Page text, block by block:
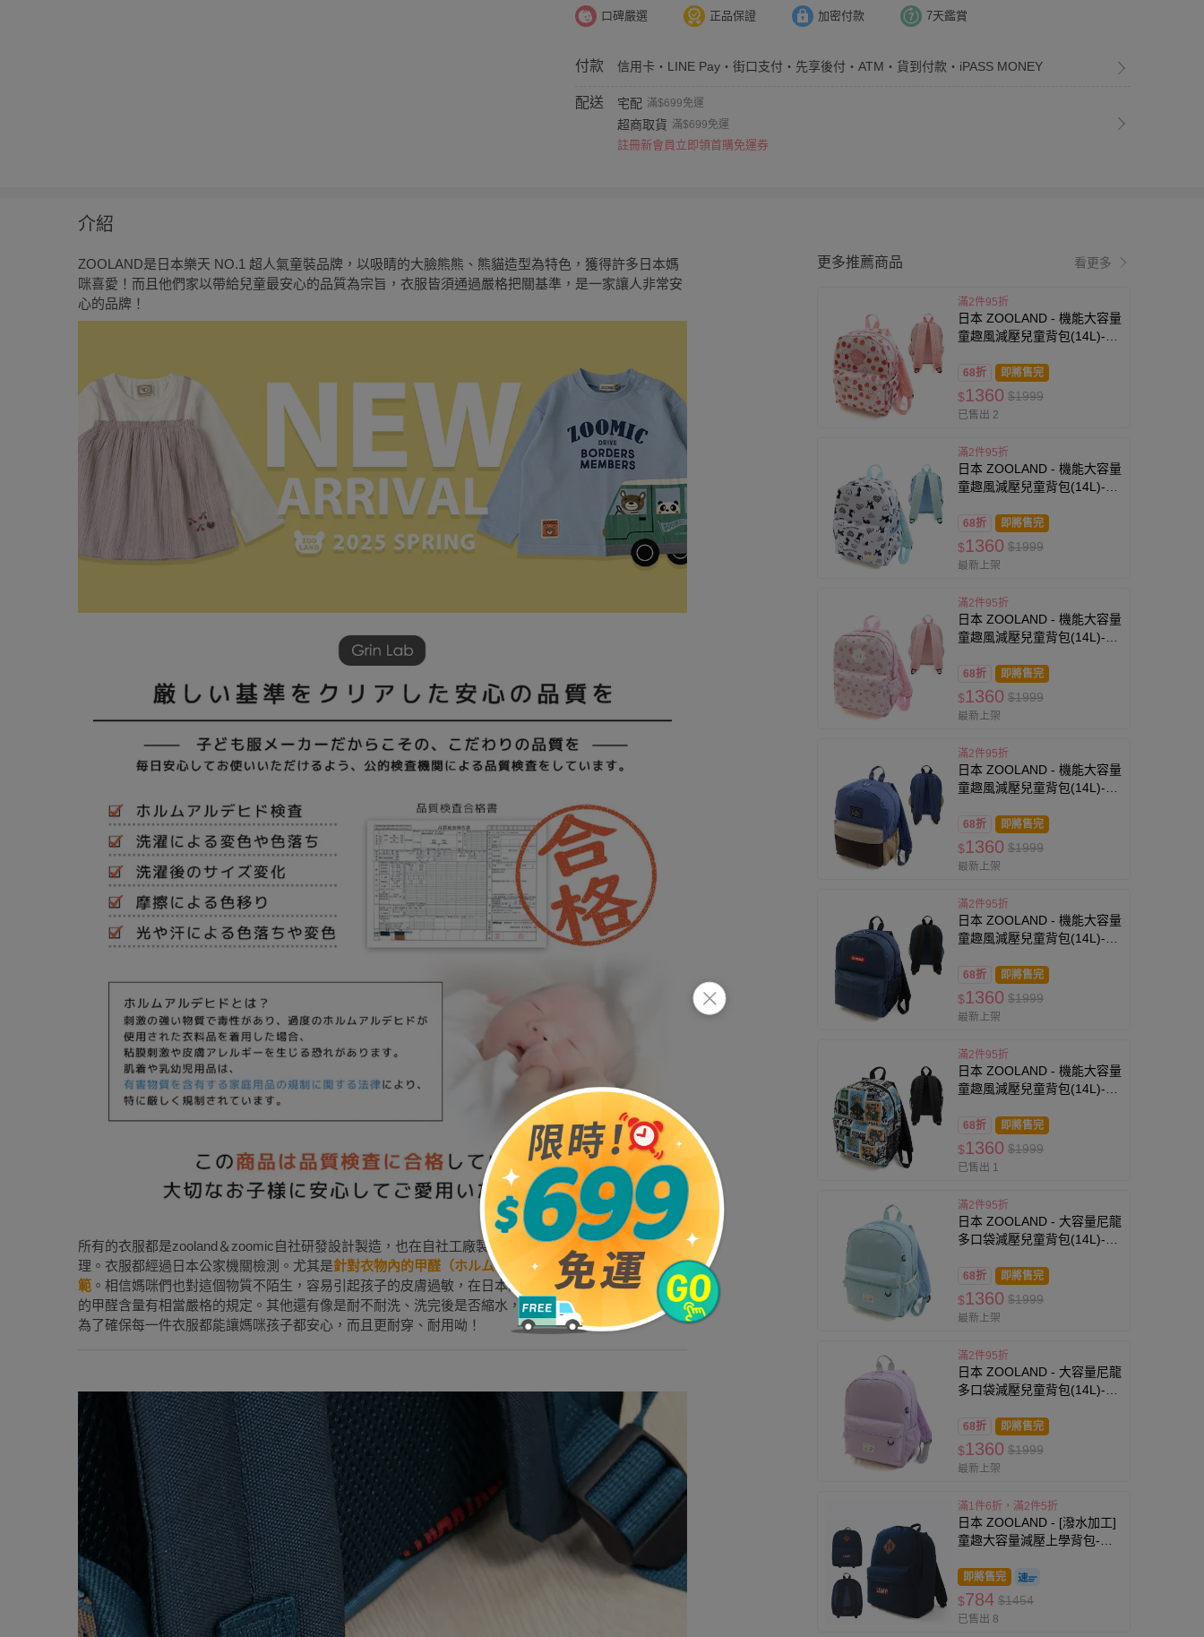
口碑嚴選 正品保證 加密付款 7天鑑賞
付款 信用卡・LINE Pay・街口支付・先享後付・ATM・貨到付款・iPASS MONEY
配送 宅配 滿$699免運
超商取貨 滿$699免運
註冊新會員立即領首購免運券
介紹
ZOOLAND是日本樂天 NO.1 超人氣童裝品牌，以吸睛的大臉熊熊、熊貓造型為特色，獲得許多日本媽
咪喜愛！而且他們家以帶給兒童最安心的品質為宗旨，衣服皆須通過嚴格把關基準，是一家讓人非常安
心的品牌！
所有的衣服都是zooland＆zoomic自社研發設計製造，也在自社工廠製造，自家公司的倉庫進行倉儲管
理。衣服都經過日本公家機關檢測。尤其是針對衣物內的甲醛（ホルムアルデヒド）有相當嚴格的規
範 。相信媽咪們也對這個物質不陌生，容易引起孩子的皮膚過敏，在日本的法律中，針對嬰幼兒衣物中
的甲醛含量有相當嚴格的規定。其他還有像是耐不耐洗、洗完後是否縮水，是否容易掉色⋯⋯等，就是
為了確保每一件衣服都能讓媽咪孩子都安心，而且更耐穿、耐用呦！
更多推薦商品 看更多
滿2件95折
日本 ZOOLAND - 機能大容量
童趣風減壓兒童背包(14L)-鮮
68折 即將售完
$1360 $1999
已售出 2
滿2件95折
日本 ZOOLAND - 機能大容量
童趣風減壓兒童背包(14L)-黑
68折 即將售完
$1360 $1999
最新上架
滿2件95折
日本 ZOOLAND - 機能大容量
童趣風減壓兒童背包(14L)-草
68折 即將售完
$1360 $1999
最新上架
滿2件95折
日本 ZOOLAND - 機能大容量
童趣風減壓兒童背包(14L)-撞
68折 即將售完
$1360 $1999
最新上架
滿2件95折
日本 ZOOLAND - 機能大容量
童趣風減壓兒童背包(14L)-素
68折 即將售完
$1360 $1999
最新上架
滿2件95折
日本 ZOOLAND - 機能大容量
童趣風減壓兒童背包(14L)-恐
68折 即將售完
$1360 $1999
已售出 1
滿2件95折
日本 ZOOLAND - 大容量尼龍
多口袋減壓兒童背包(14L)-附
68折 即將售完
$1360 $1999
最新上架
滿2件95折
日本 ZOOLAND - 大容量尼龍
多口袋減壓兒童背包(14L)-附
(35x26x14cm)
68折 即將售完
$1360 $1999
最新上架
滿1件6折，滿2件5折
日本 ZOOLAND - [潑水加工]
童趣大容量減壓上學背包-素
即將售完
$784 $1454
已售出 8